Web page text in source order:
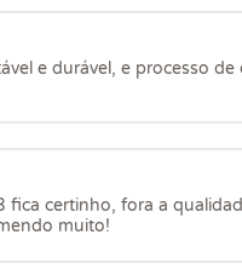
e durável, e processo de
certinho, fora a
muito!